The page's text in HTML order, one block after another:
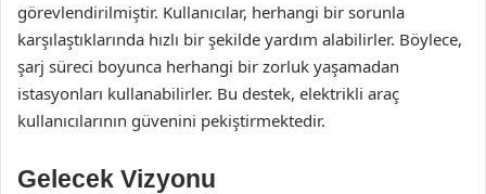
görevlendirilmiştir. Kullanıcılar, herhangi bir sorunla
karşılaştıklarında hızlı bir şekilde yardım alabilirler. Böylece,
şarj süreci boyunca herhangi bir zorluk yaşamadan
istasyonları kullanabilirler. Bu destek, elektrikli araç
kullanıcılarının güvenini pekiştirmektedir.
Gelecek Vizyonu